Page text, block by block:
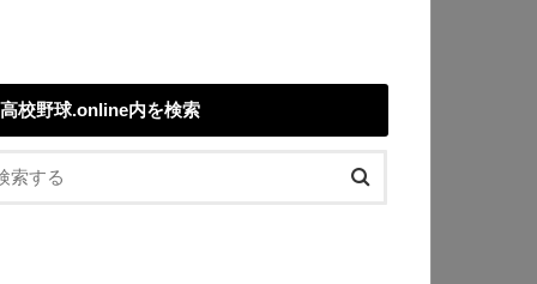
高校野球.online内を検索